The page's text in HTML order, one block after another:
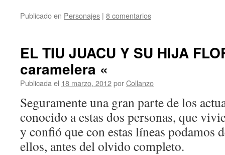
Publicado en Personajes | 8 comentarios
EL TIU JUACU Y SU HIJA
caramelera «
Publicada el 18 marzo, 2012porCollanzo
Seguramente una gran parte de los
conocido a estas dos personas, que
y confió que con estas líneas podamos
ellos, antes del olvido completo.